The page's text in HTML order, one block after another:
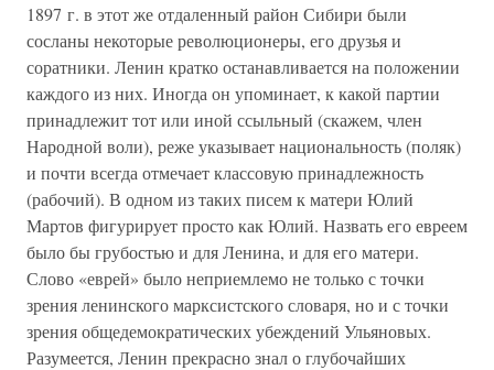
1897 г. в этот же отдаленный район Сибири были
сосланы некоторые революционеры, его друзья и
соратники. Ленин кратко останавливается на положении
каждого из них. Иногда он упоминает, к какой партии
принадлежит тот или иной ссыльный (скажем, член
Народной воли), реже указывает национальность (поляк)
и почти всегда отмечает классовую принадлежность
(рабочий). В одном из таких писем к матери Юлий
Мартов фигурирует просто как Юлий. Назвать его евреем
было бы грубостью и для Ленина, и для его матери.
Слово «еврей» было неприемлемо не только с точки
зрения ленинского марксистского словаря, но и с точки
зрения общедемократических убеждений Ульяновых.
Разумеется, Ленин прекрасно знал о глубочайших